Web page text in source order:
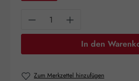
Produkt Anzahl: Gib
In den
Zum Merkzettel hinzufügen